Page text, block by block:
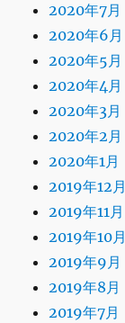
2020年7月
2020年6月
2020年5月
2020年4月
2020年3月
2020年2月
2020年1月
2019年12月
2019年11月
2019年10月
2019年9月
2019年8月
2019年7月